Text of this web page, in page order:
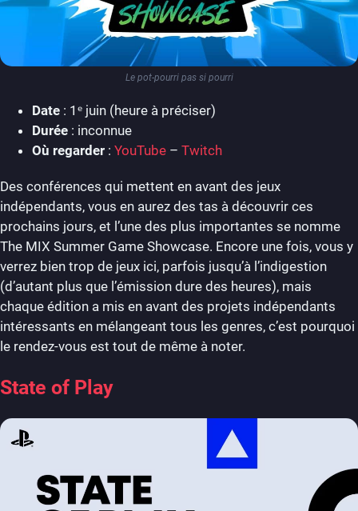
Le pot-pourri pas si pourri
Date : 1ᵉ juin (heure à préciser)
Durée : inconnue
Où regarder : YouTube – Twitch
Des conférences qui mettent en avant des jeux
indépendants, vous en aurez des tas à découvrir ces
prochains jours, et l’une des plus importantes se nomme
The MIX Summer Game Showcase. Encore une fois, vous y
verrez bien trop de jeux ici, parfois jusqu’à l’indigestion
(d’autant plus que l’émission dure des heures), mais
chaque édition a mis en avant des projets indépendants
intéressants en mélangeant tous les genres, c’est pourquoi
le rendez-vous est tout de même à noter.
State of Play